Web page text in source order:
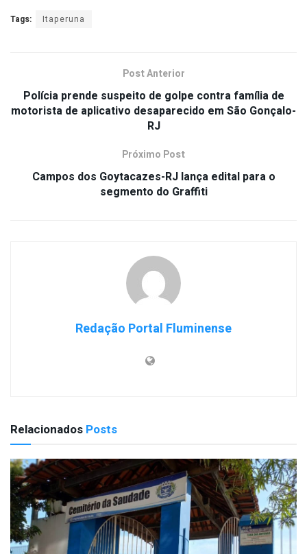
Tags: Itaperuna
Post Anterior
Polícia prende suspeito de golpe contra família de
motorista de aplicativo desaparecido em São Gonçalo-
RJ
Próximo Post
Campos dos Goytacazes-RJ lança edital para o
segmento do Graffiti
Redação Portal Fluminense
Relacionados Posts